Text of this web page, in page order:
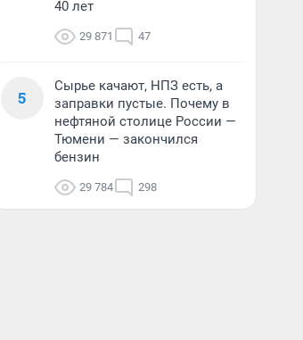
40 лет
29 871 47
5
Сырье качают, НПЗ есть, а
заправки пустые. Почему в
нефтяной столице России —
Тюмени — закончился
бензин
29 784 298